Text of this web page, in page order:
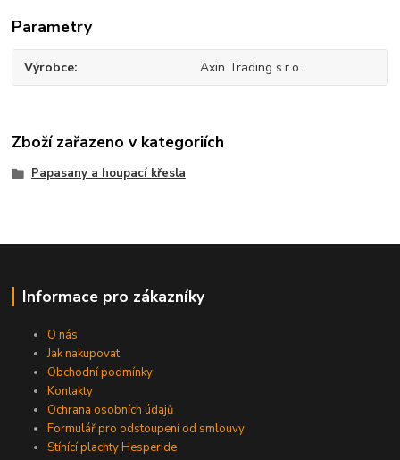
Parametry
Výrobce Axin Trading s.r.o.
Zboží zařazeno v kategoriích
Papasany a houpací křesla
Informace pro zákazníky
O nás
Jak nakupovat
Obchodní podmínky
Kontakty
Ochrana osobních údajů
Formulář pro odstoupení od smlouvy
Stínící plachty Hesperide